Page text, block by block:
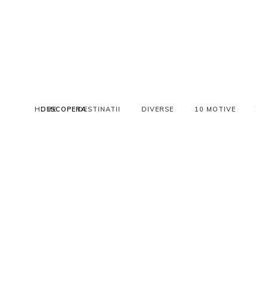
DESCOPERA
HOME DESTINATII DIVERSE 10 MOTIVE